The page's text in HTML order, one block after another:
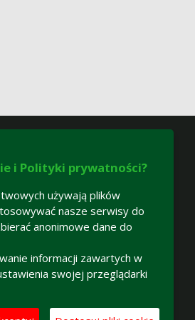
i Polityki prywatności?
używają plików
nasze serwisy do
anonimowe dane do
informacji zawartych w
swojej przeglądarki